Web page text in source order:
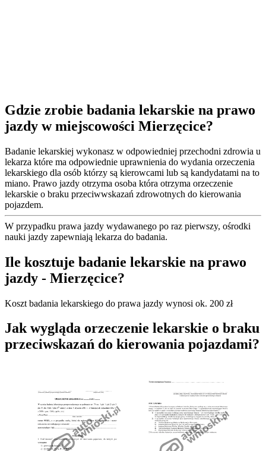
Gdzie zrobie badania lekarskie na prawo
jazdy w miejscowości Mierzęcice?
Badanie lekarskiej wykonasz w odpowiedniej przechodni zdrowia u
lekarza które ma odpowiednie uprawnienia do wydania orzeczenia
lekarskiego dla osób którzy są kierowcami lub są kandydatami na to
miano. Prawo jazdy otrzyma osoba która otrzyma orzeczenie
lekarskie o braku przeciwwskazań zdrowotnych do kierowania
pojazdem.
W przypadku prawa jazdy wydawanego po raz pierwszy, ośrodki
nauki jazdy zapewniają lekarza do badania.
Ile kosztuje badanie lekarskie na prawo
jazdy - Mierzęcice?
Koszt badania lekarskiego do prawa jazdy wynosi ok. 200 zł
Jak wygląda orzeczenie lekarskie o braku
przeciwskazań do kierowania pojazdami?